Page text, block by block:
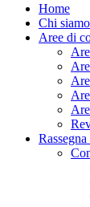
Home
Chi siamo
Aree di